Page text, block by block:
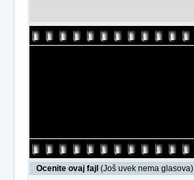
Ocenite ovaj fajl (Još uvek nema glasova)